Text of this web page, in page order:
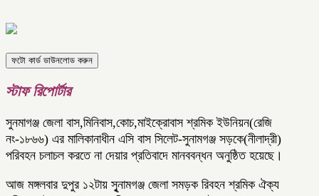
ফটো কার্ড ডাউনলোড করুন
স্টাফ রিপোর্টার
সুনমাগঞ্জ জেলা বাস,মিনিবাস,কোচ,মাইক্রোবাস শ্রমিক ইউনিয়ন(রেজি
নং-১৮৬৬) এর মালিকানাধীন এসি বাস সিলেট-সুনামগঞ্জ সড়কে(নীলাদ্রী)
পরিবহন চলাচল করতে না দেয়ার প্রতিবাদে মানববন্ধন অনুষ্ঠিত হয়েছে।
আজ মঙ্গলবার দুপুর ১২টায় সৃুনামগঞ্জ জেলা সমড়ক রিবহন শ্রমিক ঐক্য